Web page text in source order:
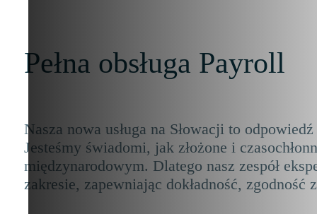
Pełna obsługa Payroll
Nasza nowa usługa na Słowacji to
Jesteśmy świadomi, jak złożone i
międzynarodowym. Dlatego nasz zespół
zakresie, zapewniając dokładność,